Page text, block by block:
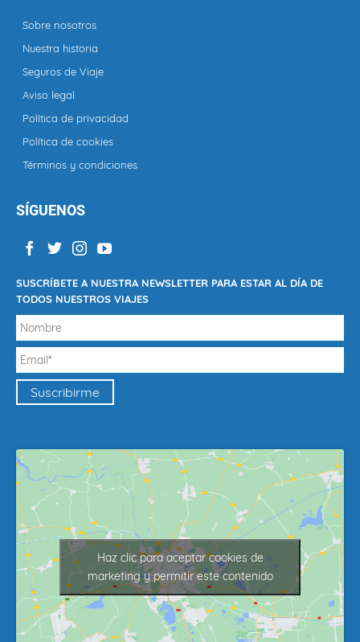
Sobre nosotros
Nuestra historia
Seguros de Viaje
Aviso legal
Política de privacidad
Política de cookies
Términos y condiciones
SÍGUENOS
SUSCRÍBETE A NUESTRA NEWSLETTER PARA ESTAR AL DÍA DE
TODOS NUESTROS VIAJES
Haz clic para aceptar cookies de
marketing y permitir este contenido